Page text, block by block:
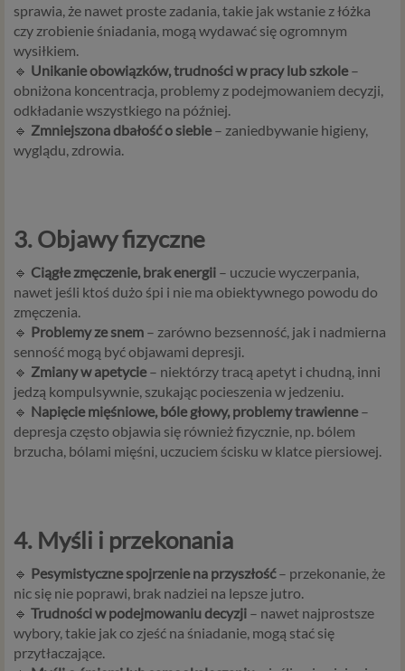
sprawia, że nawet proste zadania, takie jak wstanie z łóżka
czy zrobienie śniadania, mogą wydawać się ogromnym
wysiłkiem.
🔹 Unikanie obowiązków, trudności w pracy lub szkole–
obniżona koncentracja, problemy z podejmowaniem decyzji,
odkładanie wszystkiego na później.
🔹 Zmniejszona dbałość o siebie– zaniedbywanie higieny,
wyglądu, zdrowia.
3. Objawy fizyczne
🔹 Ciągłe zmęczenie, brak energii – uczucie wyczerpania,
nawet jeśli ktoś dużo śpi i nie ma obiektywnego powodu do
zmęczenia.
🔹 Problemy ze snem – zarówno bezsenność, jak i nadmierna
senność mogą być objawami depresji.
🔹 Zmiany w apetycie– niektórzy tracą apetyt i chudną, inni
jedzą kompulsywnie, szukając pocieszenia w jedzeniu.
🔹 Napięcie mięśniowe, bóle głowy, problemy trawienne–
depresja często objawia się również fizycznie, np. bólem
brzucha, bólami mięśni, uczuciem ścisku w klatce piersiowej.
4. Myśli i przekonania
🔹 Pesymistyczne spojrzenie na przyszłość– przekonanie, że
nic się nie poprawi, brak nadziei na lepsze jutro.
🔹 Trudności w podejmowaniu decyzji – nawet najprostsze
wybory, takie jak co zjeść na śniadanie, mogą stać się
przytłaczające.